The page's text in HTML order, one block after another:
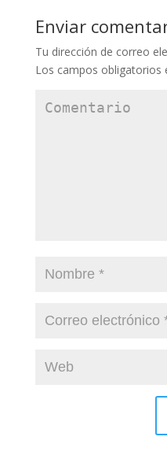
Enviar
Tu dirección de correo
Los campos obligatorios